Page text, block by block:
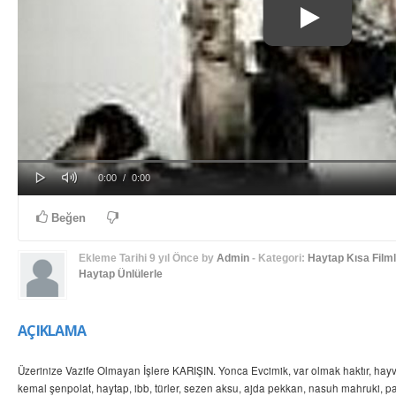
Play Mute
Current
0:00 / Duration
0:00
Beğen
Ekleme Tarihi 9 yıl Önce by Admin- Kategori: Haytap Kısa
Haytap Ünlülerle
AÇIKLAMA
Üzerinize Vazife Olmayan İşlere KARIŞIN. Yonca Evcimik, var olmak haktır,
kemal şenpolat, haytap, ibb, türler, sezen aksu, ajda pekkan, nasuh mahruki,